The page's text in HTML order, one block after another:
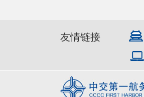
友情链接